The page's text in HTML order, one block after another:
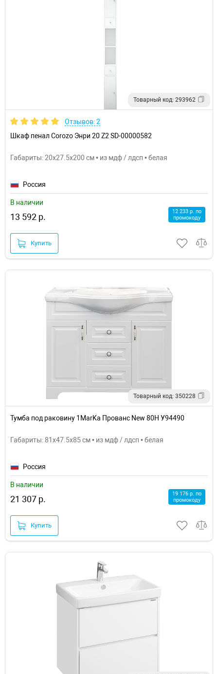
Товарный код: 293962
Отзывов: 2
Шкаф пенал Corozo Энри 20 Z2 SD-00000582
Габариты: 20x27.5x200 см • из мдф / лдсп • белая
Россия
В наличии
13 592 р.
12 233 р. по
промокоду
Купить
Товарный код: 350228
Тумба под раковину 1MarKa Прованс New 80Н У94490
Габариты: 81x47.5x85 см • из мдф / лдсп • белая
Россия
В наличии
21 307 р.
19 176 р. по
промокоду
Купить